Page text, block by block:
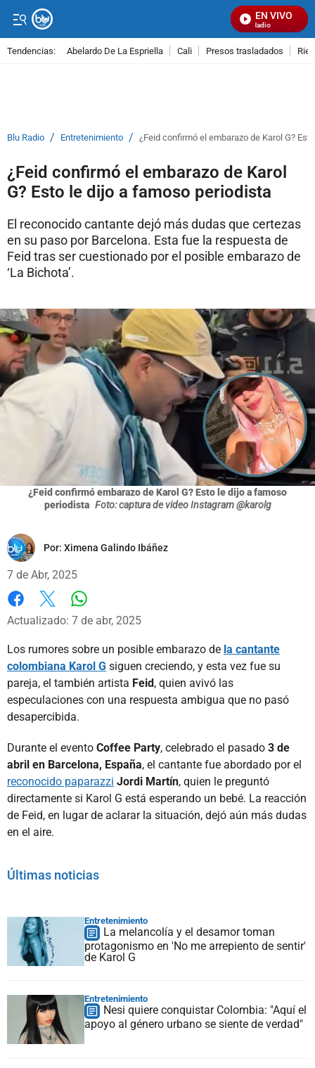
EN VIVO
Señal Visual Radio
Tendencias: Abelardo De La Espriella Cali Presos trasladados
Blu Radio / Entretenimiento / ¿Feid confirmó el embarazo de Karol G?
¿Feid confirmó el embarazo de Karol
G? Esto le dijo a famoso periodista
El reconocido cantante dejó más dudas que certezas
en su paso por Barcelona. Esta fue la respuesta de
Feid tras ser cuestionado por el posible embarazo de
‘La Bichota’.
¿Feid confirmó embarazo de Karol G? Esto le dijo a famoso
periodista Foto: captura de video Instagram @karolg
Por: Ximena Galindo Ibáñez
7 de Abr, 2025
Facebook
X
Actualizado: 7 de abr, 2025
Los rumores sobre un posible embarazo de la cantante
colombiana Karol G siguen creciendo, y esta vez fue su
pareja, el también artista Feid, quien avivó las
especulaciones con una respuesta ambigua que no pasó
desapercibida.
Durante el evento Coffee Party, celebrado el pasado 3 de
abril en Barcelona, España, el cantante fue abordado por el
reconocido paparazzi Jordi Martín, quien le preguntó
directamente si Karol G está esperando un bebé. La reacción
de Feid, en lugar de aclarar la situación, dejó aún más dudas
en el aire.
Últimas noticias
Entretenimiento
La melancolía y el desamor toman
protagonismo en 'No me arrepiento de sentir'
de Karol G
Entretenimiento
Nesi quiere conquistar Colombia: "Aquí el
apoyo al género urbano se siente de verdad"